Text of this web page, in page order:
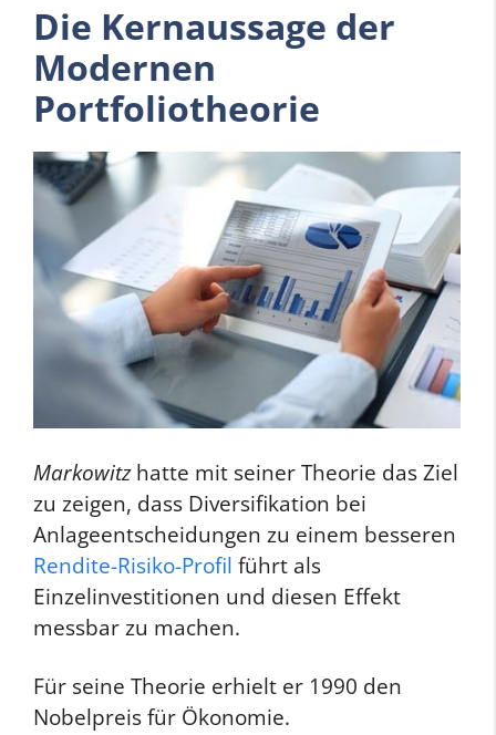
Die Kernaussage der
Modernen
Portfoliotheorie
Markowitzhatte mit seiner Theorie das Ziel
zu zeigen, dass Diversifikation bei
Anlageentscheidungen zu einem besseren
Rendite-Risiko-Profil führt als
Einzelinvestitionen und diesen Effekt
messbar zu machen.
Für seine Theorie erhielt er 1990 den
Nobelpreis für Ökonomie.